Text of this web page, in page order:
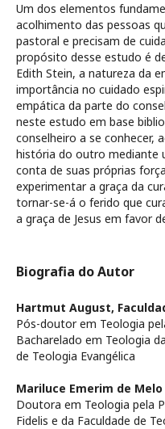
Um dos elementos
acolhimento das pessoas
pastoral e precisam de
propósito desse estudo é
Edith Stein, a natureza da
importância no cuidado
empática da parte do
neste estudo em base
conselheiro a se conhecer,
história do outro mediante
conta de suas próprias
experimentar a graça da
tornar-se-á o ferido que
a graça de Jesus em favor
Biografia do Autor
Hartmut August,
Pós-doutor em Teologia
Bacharelado em Teologia
de Teologia Evangélica
Mariluce Emerim de
Doutora em Teologia pela
Fidelis e da Faculdade de